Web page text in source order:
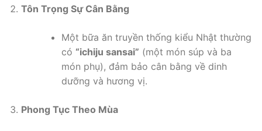
Tôn Trọng Sự Cân Bằng
Một bữa ăn truyền thống kiểu Nhật thường
có “ichiju sansai” (một món súp và ba
món phụ), đảm bảo cân bằng về dinh
dưỡng và hương vị.
Phong Tục Theo Mùa